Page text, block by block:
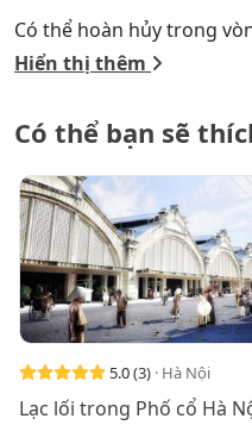
Có thể hoàn hủy trong
Hiển thị thêm
Có thể bạn sẽ
5.0(3) · Hà Nội
Lạc lối trong Phố cổ Hà